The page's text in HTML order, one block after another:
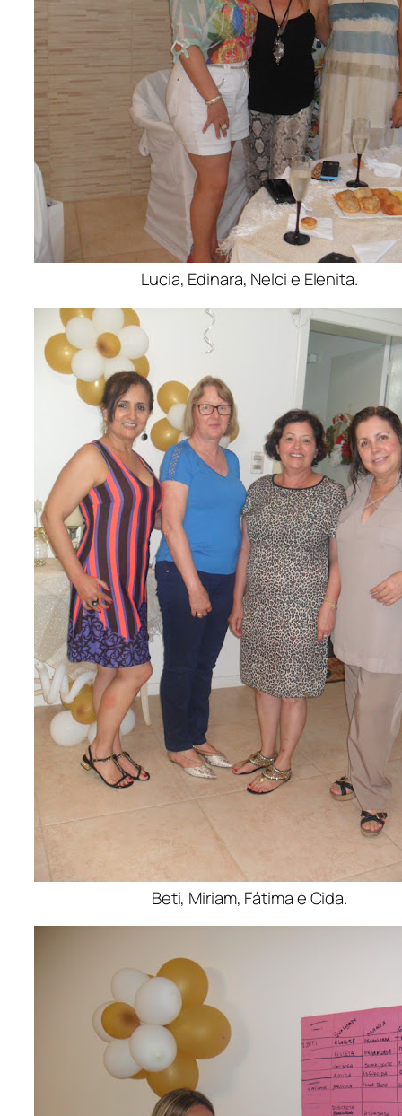
Lucia, Edinara, Nelci e Elenita.
Beti, Miriam, Fátima e Cida.